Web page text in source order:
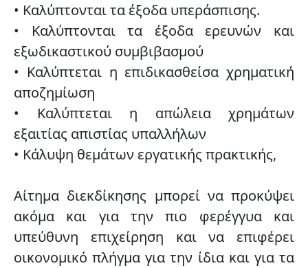
• Καλύπτονται τα έξοδα υπεράσπισης.
• Καλύπτονται τα έξοδα ερευνών και
εξωδικαστικού συμβιβασμού
• Καλύπτεται η επιδικασθείσα χρηματική
αποζημίωση
• Καλύπτεται η απώλεια χρημάτων
εξαιτίας απιστίας υπαλλήλων
• Κάλυψη θεμάτων εργατικής πρακτικής,
Αίτημα διεκδίκησης μπορεί να προκύψει
ακόμα και για την πιο φερέγγυα και
υπεύθυνη επιχείρηση και να επιφέρει
οικονομικό πλήγμα για την ίδια και για τα